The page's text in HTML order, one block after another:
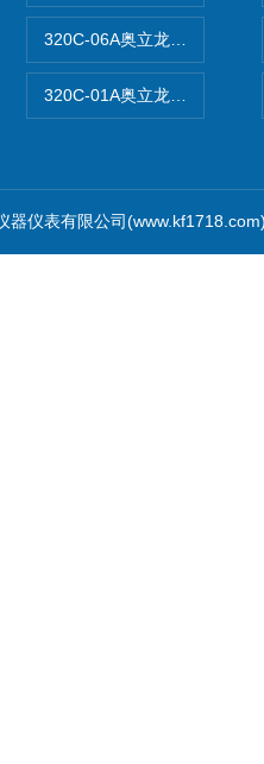
320C-06A奥立龙实验室便携
320C-01A奥立龙实验室便携
仪表有限公司